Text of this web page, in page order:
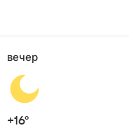
вечер
+16°